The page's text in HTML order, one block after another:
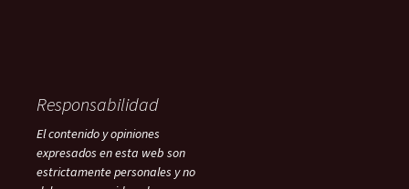
Responsabilidad
El contenido y opiniones
expresados en esta web son
estrictamente personales y no